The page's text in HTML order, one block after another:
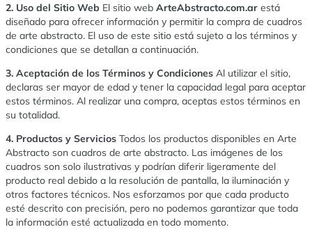
2. Uso del Sitio Web El sitio web ArteAbstracto.com.ar está
diseñado para ofrecer información y permitir la compra de cuadros
de arte abstracto. El uso de este sitio está sujeto a los términos y
condiciones que se detallan a continuación.
3. Aceptación de los Términos y Condiciones Al utilizar el sitio,
declaras ser mayor de edad y tener la capacidad legal para aceptar
estos términos. Al realizar una compra, aceptas estos términos en
su totalidad.
4. Productos y Servicios Todos los productos disponibles en Arte
Abstracto son cuadros de arte abstracto. Las imágenes de los
cuadros son solo ilustrativas y podrían diferir ligeramente del
producto real debido a la resolución de pantalla, la iluminación y
otros factores técnicos. Nos esforzamos por que cada producto
esté descrito con precisión, pero no podemos garantizar que toda
la información esté actualizada en todo momento.